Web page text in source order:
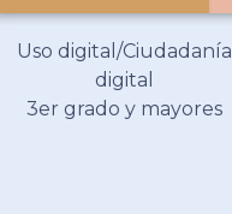
Uso digital/Ciudadanía
digital
3er grado y mayores